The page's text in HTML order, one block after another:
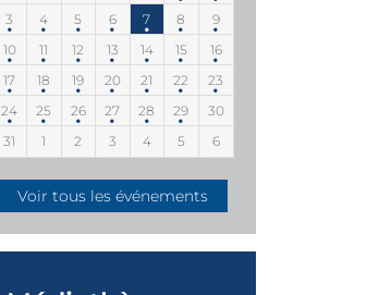
3
4 5 6 7 8
9
10
11 12 13 14 15
16
17
18 19 20 21 22
23
24
25 26 27 28 29
30
31
1 2 3 4 5 6
Voir tous les événements